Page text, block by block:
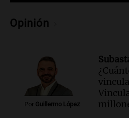
Buen día, Argentina
Audio.
Panorama Federal
Episodios
Audio.
El Ensamble
Ciudadana de Córdoba
oyentes de la radio a
Opinión
Por Guillermo López